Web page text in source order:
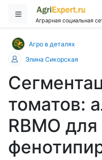
Аграрная социальная
Агро в деталях
Элина Сикорская
томатов:
RBMO